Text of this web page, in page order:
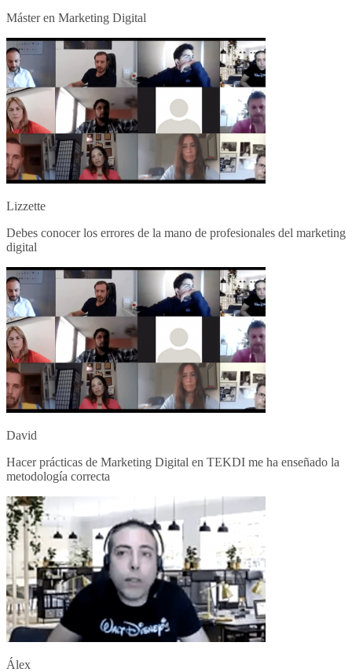
Máster en Marketing Digital
Lizzette
Debes conocer los errores de la mano de profesionales del marketing
digital
David
Hacer prácticas de Marketing Digital en TEKDI me ha enseñado la
metodología correcta
Álex